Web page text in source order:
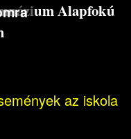
Alapfokú
az iskola